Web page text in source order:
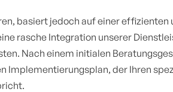
basiert jedoch auf einer effizienten
rasche Integration unserer
Nach einem initialen
Implementierungsplan, der Ihren